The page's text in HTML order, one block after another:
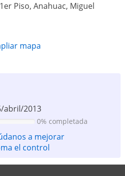
Piso, Anahuac, Miguel
mapa
abril/2013
0% completada
a mejorar
el control